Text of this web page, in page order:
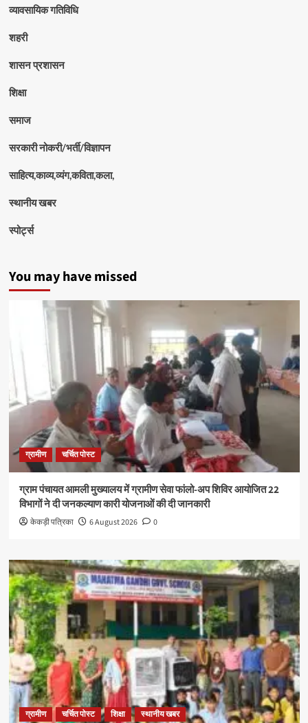
व्यावसायिक गतिविधि
शहरी
शासन प्रशासन
शिक्षा
समाज
सरकारी नोकरी/भर्ती/विज्ञापन
साहित्य,काव्य,व्यंग,कविता,कला,
स्थानीय खबर
स्पोर्ट्स
You may have missed
ग्रामीण चर्चित पोस्ट
ग्राम पंचायत आमली मुख्यालय में ग्रामीण सेवा फांलो-अप शिविर आयोजित 22
विभागों ने दी जनकल्याण कारी योजनाओं की दी जानकारी
केकड़ी पत्रिका 6 August 2026 0
ग्रामीण चर्चित पोस्ट शिक्षा स्थानीय खबर